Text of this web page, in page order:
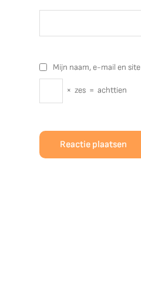
Mijn naam, e-mail en
× zes = achttien